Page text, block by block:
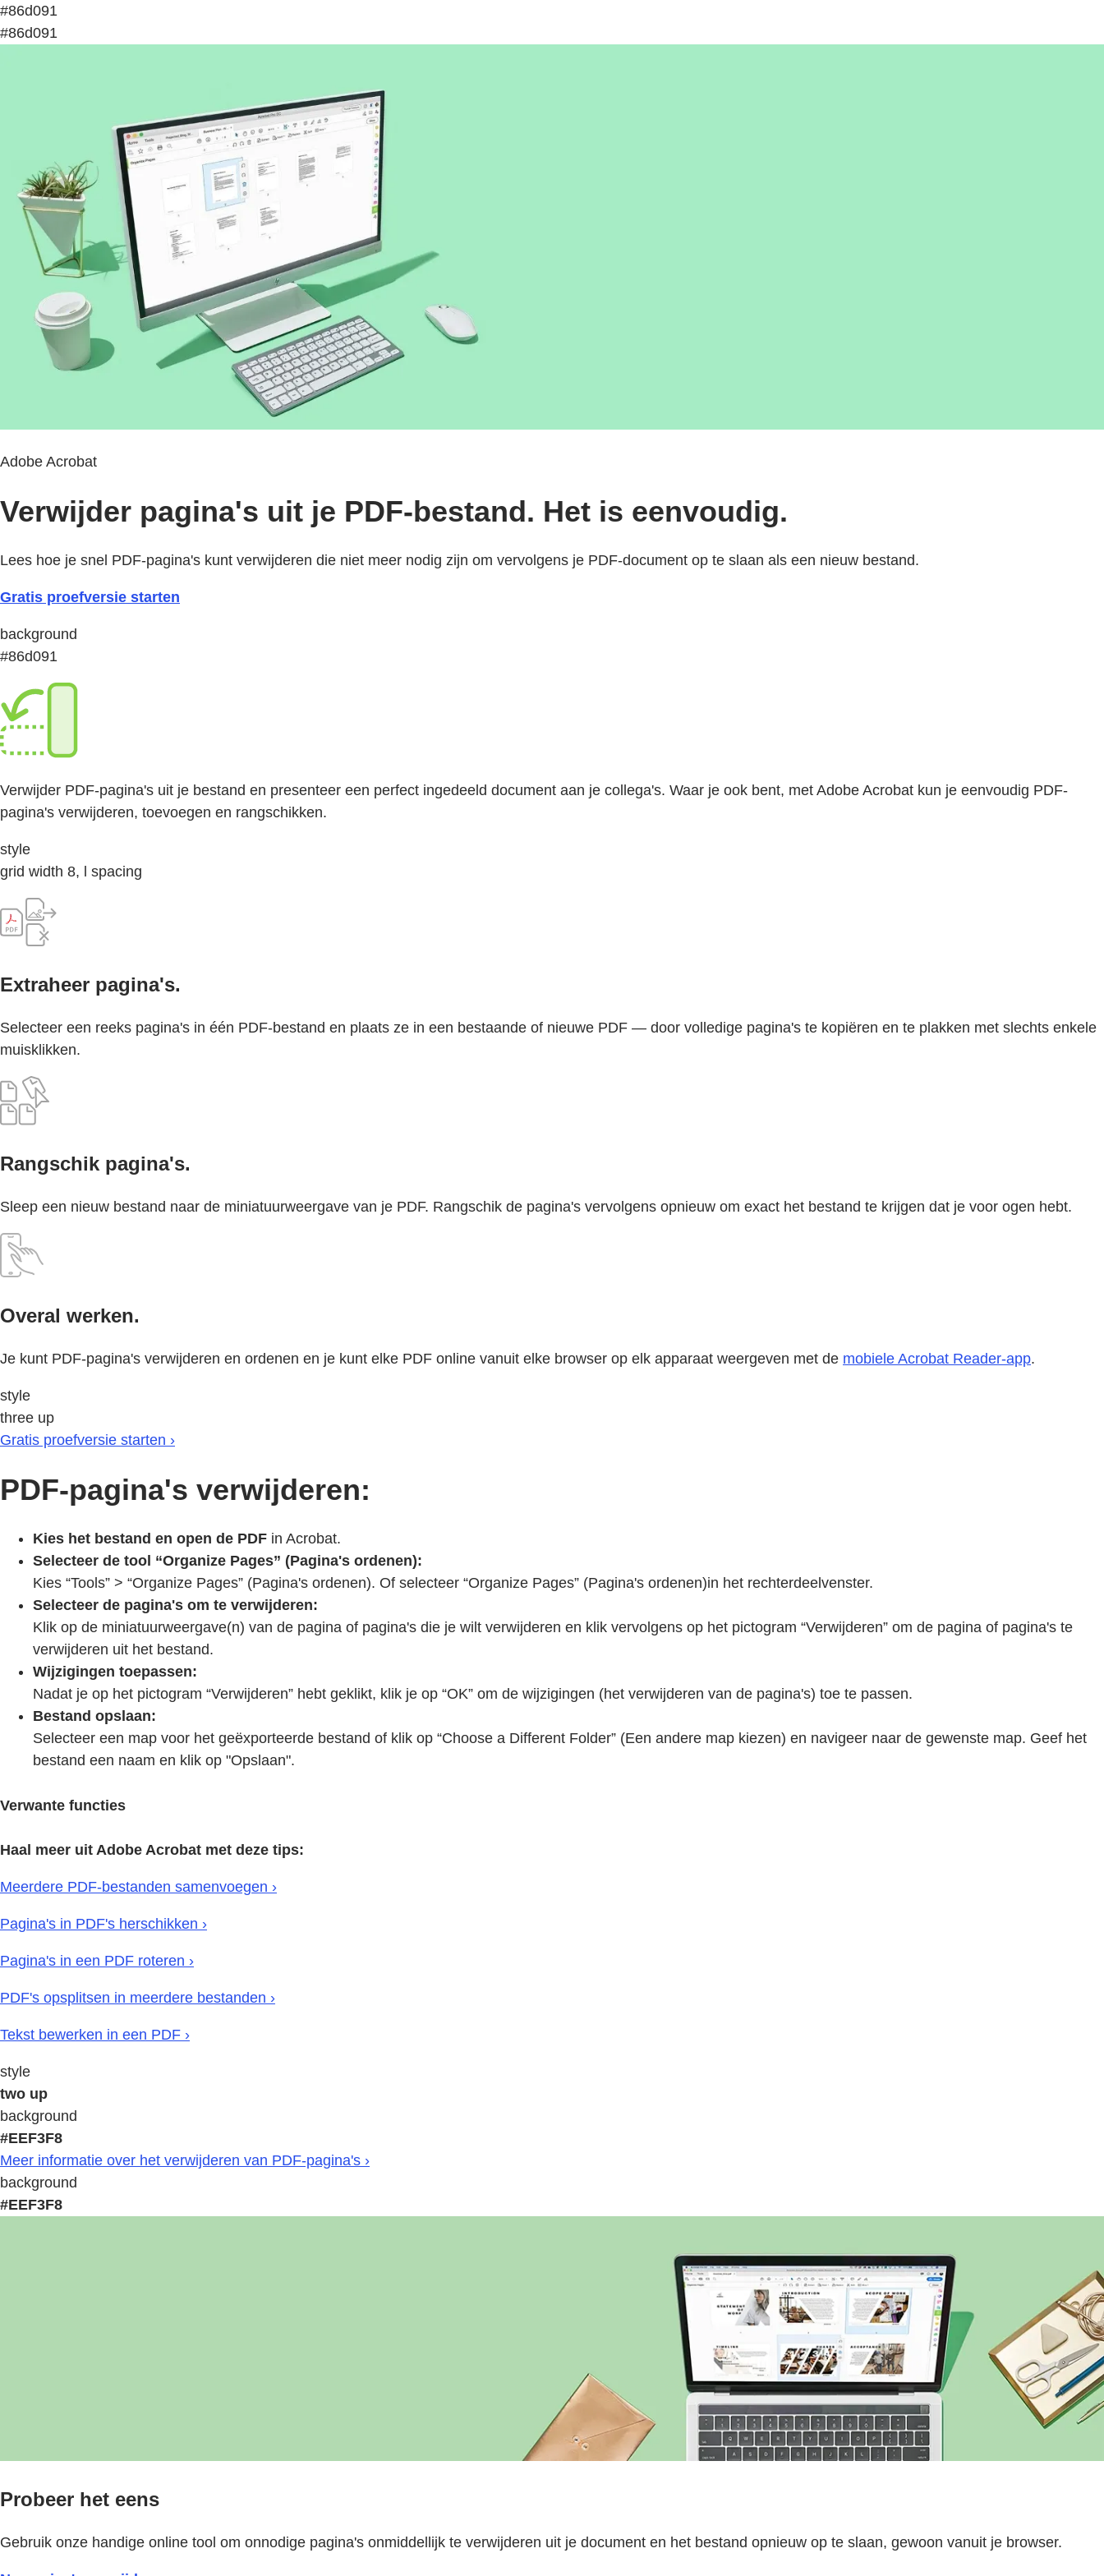
#86d091
#86d091
Adobe Acrobat
Verwijder pagina's uit je PDF-bestand. Het is eenvoudig.
Lees hoe je snel PDF-pagina's kunt verwijderen die niet meer nodig zijn om vervolgens je PDF-document op te slaan als een nieuw bestand.
Gratis proefversie starten
background
#86d091
Verwijder PDF-pagina's uit je bestand en presenteer een perfect ingedeeld document aan je collega's. Waar je ook bent, met Adobe Acrobat kun je eenvoudig PDF-
pagina's verwijderen, toevoegen en rangschikken.
style
grid width 8, l spacing
Extraheer pagina's.
Selecteer een reeks pagina's in één PDF-bestand en plaats ze in een bestaande of nieuwe PDF — door volledige pagina's te kopiëren en te plakken met slechts enkele
muisklikken.
Rangschik pagina's.
Sleep een nieuw bestand naar de miniatuurweergave van je PDF. Rangschik de pagina's vervolgens opnieuw om exact het bestand te krijgen dat je voor ogen hebt.
Overal werken.
Je kunt PDF-pagina's verwijderen en ordenen en je kunt elke PDF online vanuit elke browser op elk apparaat weergeven met de mobiele Acrobat Reader-app.
style
three up
Gratis proefversie starten ›
PDF-pagina's verwijderen:
Kies het bestand en open de PDF in Acrobat.
Selecteer de tool “Organize Pages” (Pagina's ordenen):
Kies “Tools” > “Organize Pages” (Pagina's ordenen). Of selecteer “Organize Pages” (Pagina's ordenen)in het rechterdeelvenster.
Selecteer de pagina's om te verwijderen:
Klik op de miniatuurweergave(n) van de pagina of pagina's die je wilt verwijderen en klik vervolgens op het pictogram “Verwijderen” om de pagina of pagina's te
verwijderen uit het bestand.
Wijzigingen toepassen:
Nadat je op het pictogram “Verwijderen” hebt geklikt, klik je op “OK” om de wijzigingen (het verwijderen van de pagina's) toe te passen.
Bestand opslaan:
Selecteer een map voor het geëxporteerde bestand of klik op “Choose a Different Folder” (Een andere map kiezen) en navigeer naar de gewenste map. Geef het
bestand een naam en klik op "Opslaan".
Verwante functies
Haal meer uit Adobe Acrobat met deze tips:
Meerdere PDF-bestanden samenvoegen ›
Pagina's in PDF's herschikken ›
Pagina's in een PDF roteren ›
PDF's opsplitsen in meerdere bestanden ›
Tekst bewerken in een PDF ›
style
two up
background
#EEF3F8
Meer informatie over het verwijderen van PDF-pagina's ›
background
#EEF3F8
Probeer het eens
Gebruik onze handige online tool om onnodige pagina's onmiddellijk te verwijderen uit je document en het bestand opnieuw op te slaan, gewoon vanuit je browser.